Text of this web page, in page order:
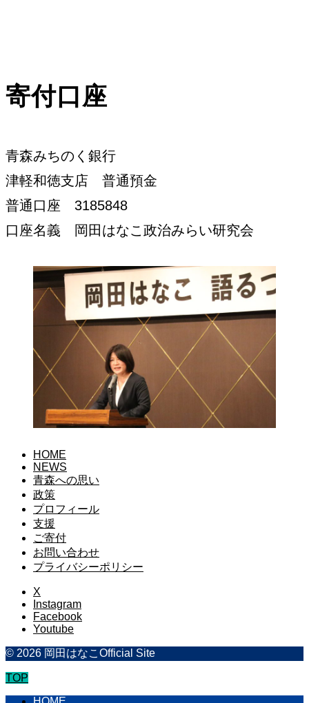
寄付口座
青森みちのく銀行
津軽和徳支店 普通預金
普通口座 3185848
口座名義 岡田はなこ政治みらい研究会
HOME
NEWS
青森への思い
政策
プロフィール
支援
ご寄付
お問い合わせ
プライバシーポリシー
X
Instagram
Facebook
Youtube
© 2026 岡田はなこOfficial Site
TOP